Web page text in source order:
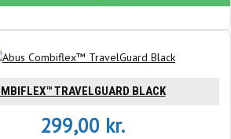
TRAVELGUARD BLACK
299,00 kr.